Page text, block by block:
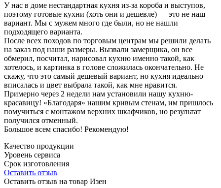
У нас в доме нестандартная кухня из-за короба и выступов,
поэтому готовые кухни (хоть они и дешевле) — это не наш
вариант. Мы с мужем много где были, но не нашли
подходящего варианта.
После всех походов по торговым центрам мы решили делать
на заказ под наши размеры. Вызвали замерщика, он все
обмерил, посчитал, нарисовал кухню именно такой, как
хотелось, и картинка в голове сложилась окончательно. Не
скажу, что это самый дешевый вариант, но кухня идеально
вписалась и цвет выбрала такой, как мне нравится.
Примерно через 2 недели нам установили нашу кухню-
красавицу! «Благодаря» нашим кривым стенам, им пришлось
помучиться с монтажом верхних шкафчиков, но результат
получился отменный.
Большое всем спасибо! Рекомендую!
Качество продукции
Уровень сервиса
Срок изготовления
Оставить отзыв
Оставить отзыв на товар Изен